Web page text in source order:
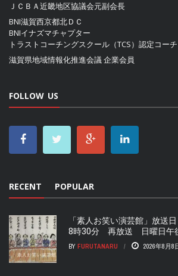
ＪＣＢＡ近畿地区協議会元副会長
BNI滋賀西京都北ＤＣ
BNIイナズマチャプター
トラストコーチングスクール（TCS）認定コーチ
滋賀県地域情報化推進会議企業会員
FOLLOW US
RECENT POPULAR
「素人お笑い演芸館」放送
8時30分 再放送 日曜日午
BY FURUTANARU 2026年8月8